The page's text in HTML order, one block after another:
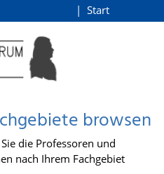
Start
browsen
die Professoren und
nach Ihrem Fachgebiet